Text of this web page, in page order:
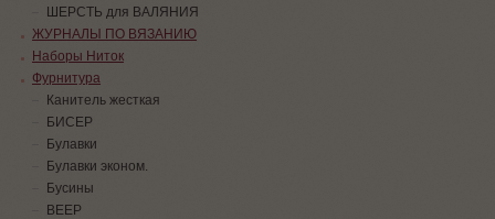
ШЕРСТЬ для ВАЛЯНИЯ
ЖУРНАЛЫ ПО ВЯЗАНИЮ
Наборы Ниток
Фурнитура
Канитель жесткая
БИСЕР
Булавки
Булавки эконом.
Бусины
ВЕЕР